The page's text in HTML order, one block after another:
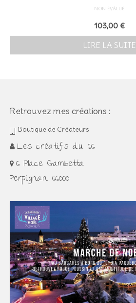
NON ÉVALUÉ
103,00 €
LIRE LA SUITE
Retrouvez mes créations :
Boutique de Créateurs
Les créatifs du 66
6 Place Gambetta
Perpignan 66000